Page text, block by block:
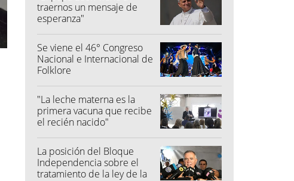
traernos un mensaje de
esperanza"
Se viene el 46° Congreso
Nacional e Internacional de
Folklore
"La leche materna es la
primera vacuna que recibe
el recién nacido"
La posición del Bloque
Independencia sobre el
tratamiento de la ley de la